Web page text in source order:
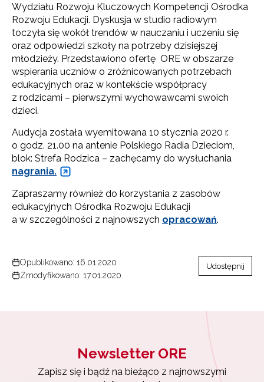
Wydziału Rozwoju Kluczowych Kompetencji Ośrodka
Rozwoju Edukacji. Dyskusja w studio radiowym
toczyła się wokół trendów w nauczaniu i uczeniu się
oraz odpowiedzi szkoły na potrzeby dzisiejszej
młodzieży. Przedstawiono ofertę ORE w obszarze
wspierania uczniów o zróżnicowanych potrzebach
edukacyjnych oraz w kontekście współpracy
z rodzicami – pierwszymi wychowawcami swoich
dzieci.
Audycja została wyemitowana 10 stycznia 2020 r.
o godz. 21.00 na antenie Polskiego Radia Dzieciom,
blok: Strefa Rodzica – zachęcamy do wysłuchania
nagrania.
Zapraszamy również do korzystania z zasobów
edukacyjnych Ośrodka Rozwoju Edukacji
a w szczególności z najnowszych opracowań.
Opublikowano: 16.01.2020
Zmodyfikowano: 17.01.2020
Udostępnij
Newsletter ORE
Zapisz się i bądź na bieżąco z najnowszymi